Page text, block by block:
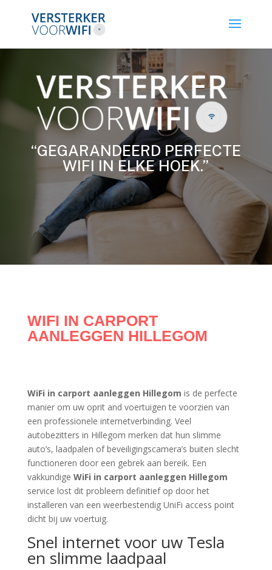
“GEGARANDEERD PERFECTE
WIFI IN ELKE HOEK.”
WIFI IN CARPORT
AANLEGGEN HILLEGOM
WiFi in carport aanleggen Hillegom is de perfecte
manier om uw oprit and voertuigen te voorzien van
een professionele internetverbinding. Veel
autobezitters in Hillegom merken dat hun slimme
auto’s, laadpalen of beveiligingscamera’s buiten slecht
functioneren door een gebrek aan bereik. Een
vakkundige WiFi in carport aanleggen Hillegom
service lost dit probleem definitief op door het
installeren van een weerbestendig UniFi access point
dicht bij uw voertuig.
Snel internet voor uw Tesla
en slimme laadpaal